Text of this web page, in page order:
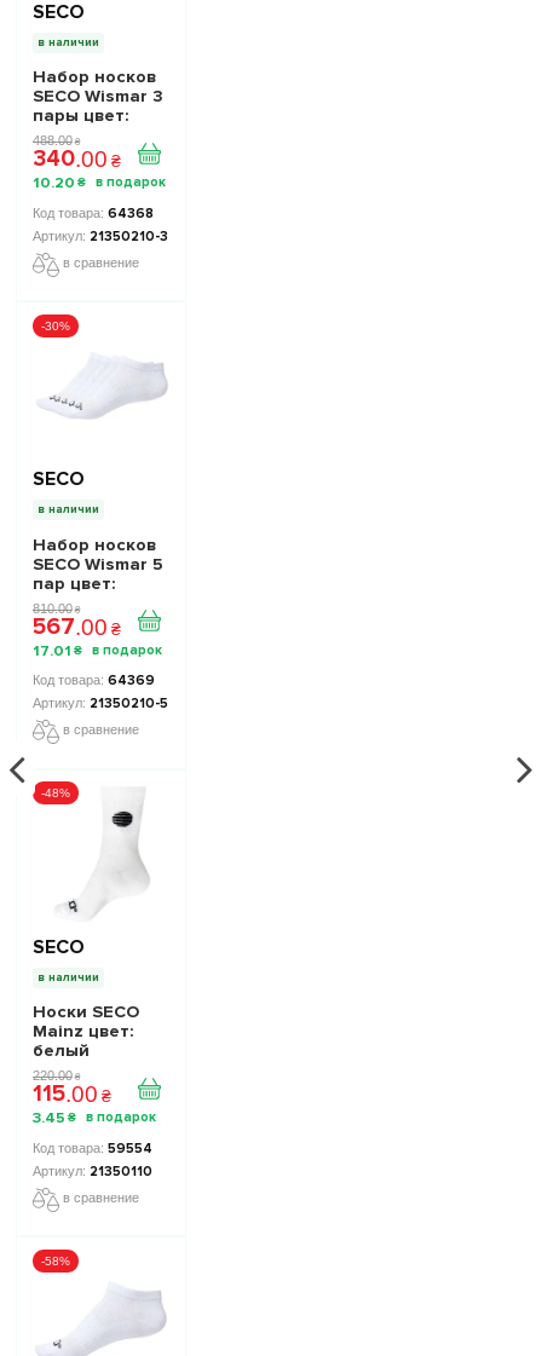
SECO
в наличии
Набор носков
SECO Wismar 3
пары цвет:
белый
488.00 ₴
340.00 ₴
10.20 ₴
64368
21350210-3
в сравнение
-30%
SECO
в наличии
Набор носков
SECO Wismar 5
пар цвет:
белый
810.00 ₴
567.00 ₴
17.01 ₴
64369
21350210-5
в сравнение
-48%
SECO
в наличии
Носки SECO
Mainz цвет:
белый
220.00 ₴
115.00 ₴
3.45 ₴
59554
21350110
в сравнение
-58%